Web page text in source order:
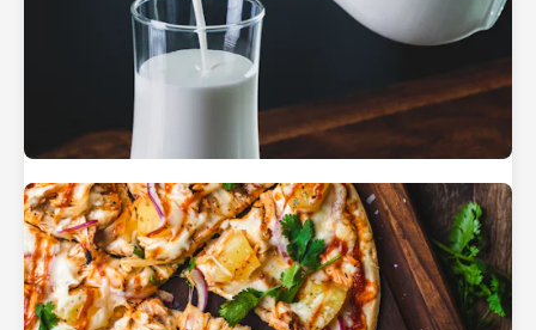
热带海滩上的椰子树